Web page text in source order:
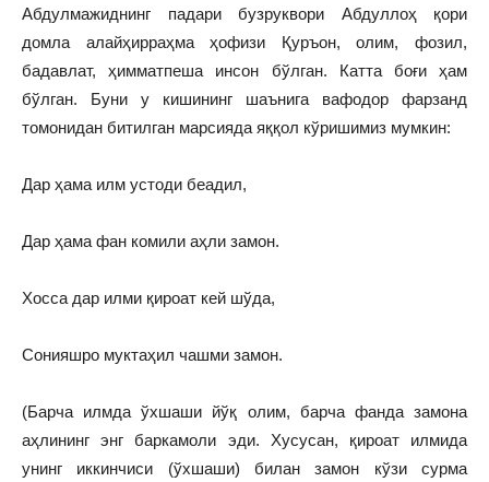
Абдулмажиднинг падари бузруквори Абдуллоҳ қори
домла алайҳирраҳма ҳофизи Қуръон, олим, фозил,
бадавлат, ҳимматпеша инсон бўлган. Катта боғи ҳам
бўлган. Буни у кишининг шаънига вафодор фарзанд
томонидан битилган марсияда яққол кўришимиз мумкин:
Дар ҳама илм устоди беадил,
Дар ҳама фан комили аҳли замон.
Хосса дар илми қироат кей шўда,
Сонияшро муктаҳил чашми замон.
(Барча илмда ўхшаши йўқ олим, барча фанда замона
аҳлининг энг баркамоли эди. Хусусан, қироат илмида
унинг иккинчиси (ўхшаши) билан замон кўзи сурма